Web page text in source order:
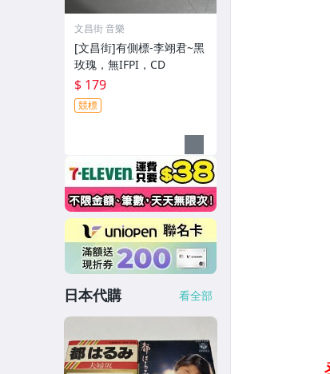
文昌街 音樂
[文昌街]有側標-李翊君~黑
玫瑰，無IFPI，CD
$ 179
競標
日本代購 看全部